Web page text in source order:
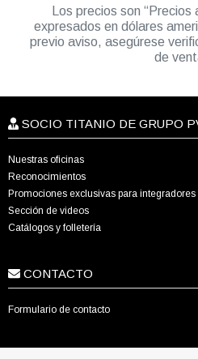
Los precios son
expresados en dólares
previo aviso, asegúrese
de
SOCIO TITANIO DE GRUPO
Nuestras oficinas
Reconocimientos
Promociones exclusivas para integradores
Sección de videos
Catálogos y folletería
CONTACTO
Formulario de contacto